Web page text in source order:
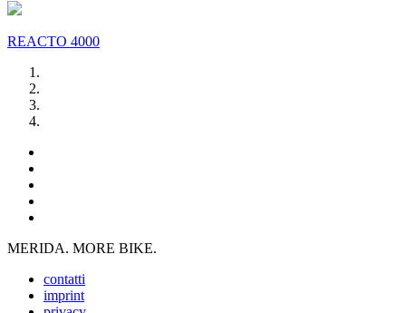
REACTO 4000
MERIDA. MORE BIKE.
contatti
imprint